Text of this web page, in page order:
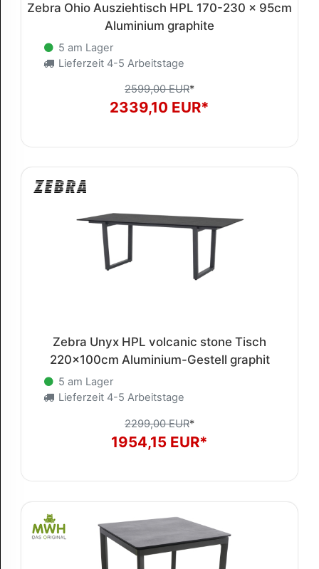
Zebra Ohio Ausziehtisch HPL 170-230 x 95cm
Aluminium graphite
5 am Lager
Lieferzeit 4-5 Arbeitstage
2599,00 EUR*
2339,10 EUR*
Zebra Unyx HPL volcanic stone Tisch
220x100cm Aluminium-Gestell graphit
5 am Lager
Lieferzeit 4-5 Arbeitstage
2299,00 EUR*
1954,15 EUR*